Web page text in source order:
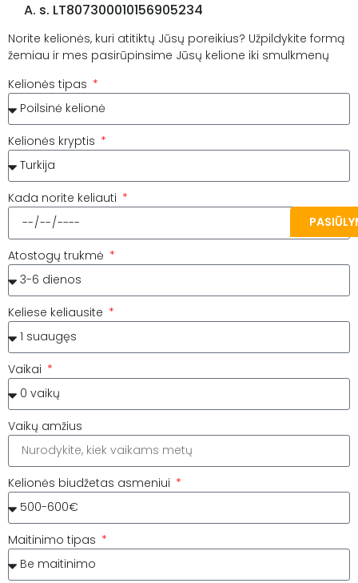
Norite kelionės, kuri atitiktų Jūsų poreikius? Užpildykite formą
žemiau ir mes pasirūpinsime Jūsų kelione iki smulkmenų
Kelionės tipas
Kelionės kryptis
Kada norite keliauti
Atostogų trukmė
Keliese keliausite
Vaikai
Vaikų amžius
Kelionės biudžetas asmeniui
Maitinimo tipas
A. s. LT807300010156905234